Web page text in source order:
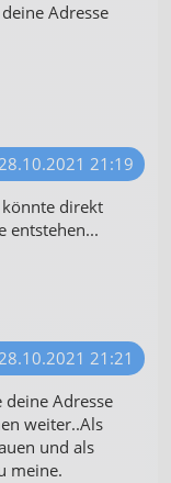
Adresse
21:19
direkt
entstehen...
21:21
deine Adresse
weiter..Als
und als
meine.